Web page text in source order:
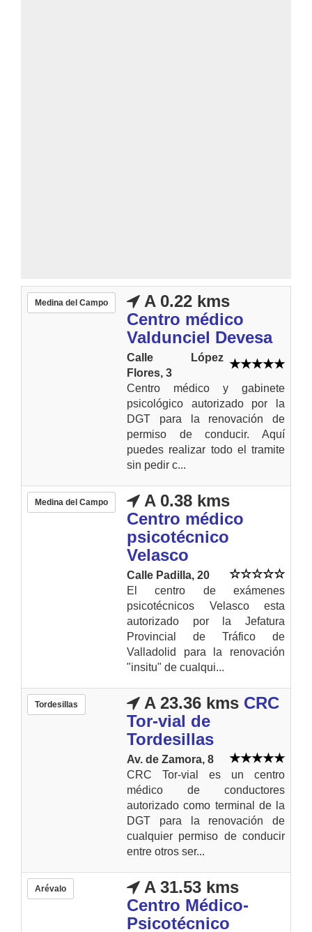
Medina del Campo
A 0.22 kms
Centro médico
Valdunciel Devesa
Calle López
Flores, 3
Centro médico y gabinete
psicológico autorizado por la
DGT para la renovación de
permiso de conducir. Aquí
puedes realizar todo el tramite
sin pedir c...
Medina del Campo
A 0.38 kms
Centro médico
psicotécnico
Velasco
Calle Padilla, 20
El centro de exámenes
psicotécnicos Velasco esta
autorizado por la Jefatura
Provincial de Tráfico de
Valladolid para la renovación
"insitu" de cualqui...
Tordesillas A 23.36 kms CRC
Tor-vial de
Tordesillas
Av. de Zamora, 8
CRC Tor-vial es un centro
médico de conductores
autorizado como terminal de la
DGT para la renovación de
cualquier permiso de conducir
entre otros ser...
Arévalo
A 31.53 kms
Centro Médico-
Psicotécnico